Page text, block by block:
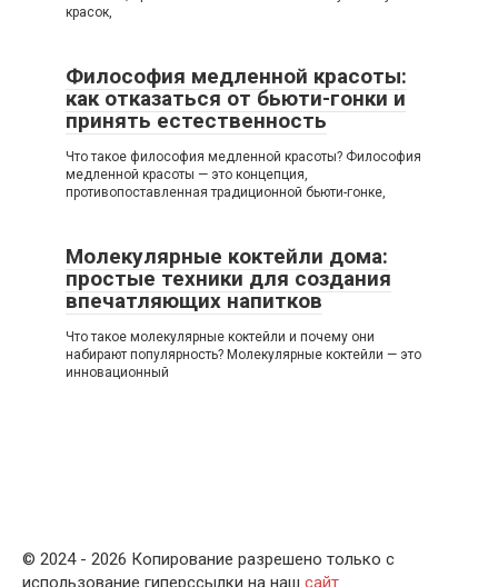
красок,
Философия медленной красоты:
как отказаться от бьюти-гонки и
принять естественность
Что такое философия медленной красоты? Философия
медленной красоты — это концепция,
противопоставленная традиционной бьюти-гонке,
Молекулярные коктейли дома:
простые техники для создания
впечатляющих напитков
Что такое молекулярные коктейли и почему они
набирают популярность? Молекулярные коктейли — это
инновационный
© 2024 - 2026 Копирование разрешено только с
использование гиперссылки на наш сайт